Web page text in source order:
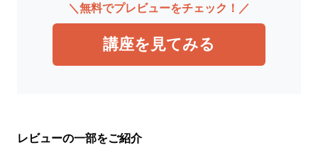
＼無料でプレビューをチェック！／
講座を見てみる
レビューの一部をご紹介